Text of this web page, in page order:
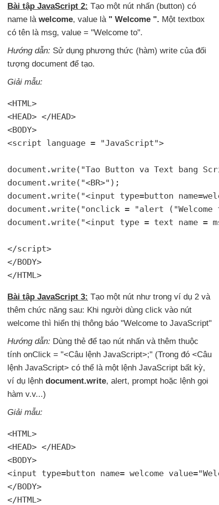
Bài tập JavaScript 2: Tạo một nút nhấn (button) có
name là welcome, value là " Welcome ". Một textbox
có tên là msg, value = "Welcome to".
Hướng dẫn: Sử dụng phương thức (hàm) write của đối
tượng document để tạo.
Giải mẫu:
<HTML>
<HEAD> </HEAD>
<BODY>
<script language = "JavaScript">
document.write("Tao Button va Text bang
document.write("<BR>");
document.write("<input type=button
document.write("onclick = "alert
document.write("<input type = text name =
</script>
</BODY>
</HTML>
Bài tập JavaScript 3: Tạo một nút như trong ví dụ 2 và
thêm chức năng sau: Khi người dùng click vào nút
welcome thì hiển thị thông báo "Welcome to JavaScript"
Hướng dẫn: Dùng thẻ để tạo nút nhấn và thêm thuộc
tính onClick = "<Câu lệnh JavaScript>;" (Trong đó <Câu
lệnh JavaScript> có thể là một lệnh JavaScript bất kỳ,
ví dụ lệnh document.write, alert, prompt hoặc lệnh gọi
hàm v.v...)
Giải mẫu:
<HTML>
<HEAD> </HEAD>
<BODY>
<input type=button name= welcome
</BODY>
</HTML>